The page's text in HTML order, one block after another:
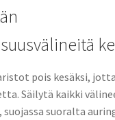
pois kesäksi,
Säilytä kaikki
suojassa suoralta